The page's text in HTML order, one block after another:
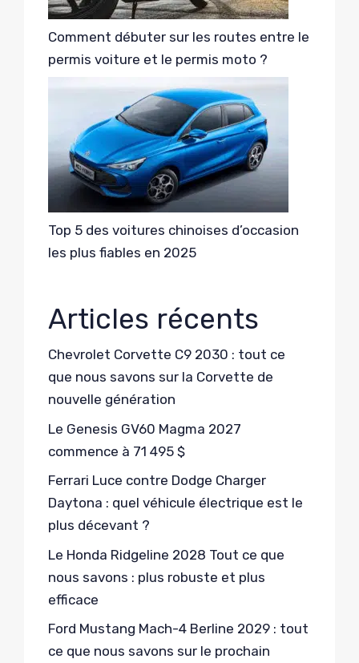
Comment débuter sur les routes entre le
permis voiture et le permis moto ?
Top 5 des voitures chinoises d’occasion
les plus fiables en 2025
Articles récents
Chevrolet Corvette C9 2030 : tout ce
que nous savons sur la Corvette de
nouvelle génération
Le Genesis GV60 Magma 2027
commence à 71 495 $
Ferrari Luce contre Dodge Charger
Daytona : quel véhicule électrique est le
plus décevant ?
Le Honda Ridgeline 2028 Tout ce que
nous savons : plus robuste et plus
efficace
Ford Mustang Mach-4 Berline 2029 : tout
ce que nous savons sur le prochain